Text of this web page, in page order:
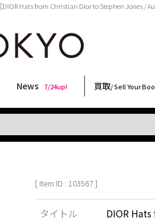
［DIOR Hats from Christian Dior to Stephen Jones /
News 7/24up!
新着・おすすめ商品 9/7up!
フェア・イベント情報 7/24up!
お店からのお知らせ 6/1up!
買取/ Sell Your
買取ブログ
買取専用フォー
古書 / 古本の買
美術品の買取
出張買取につい
宅配買取につい
店頭買取につい
よくある質問
[ Item ID : 103567 ]
タイトル DIOR